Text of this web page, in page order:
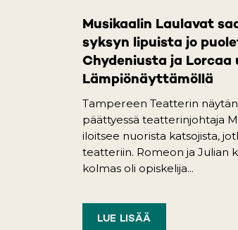
Musikaalin Laulavat
syksyn lipuista jo
Chydeniusta ja Lorcaa
Lämpiönäyttämöllä
Tampereen Teatterin
päättyessä teatterinjohtaja
iloitsee nuorista katsojista,
teatteriin. Romeon ja Julian
kolmas oli opiskelija...
LUE LISÄÄ